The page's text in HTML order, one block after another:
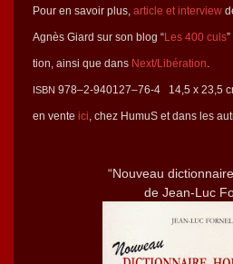
Pour en savoir plus, arti­cle et inter­view
Agnès Gia­rd sur son blog “Les 400 culs
tion, ain­si que dans Next/Libération
ISBN 978–2‑940127–76‑4 14,5 x
en vente ici , chez HumuS et dans les
“Nou­veau
de Jean-Luc